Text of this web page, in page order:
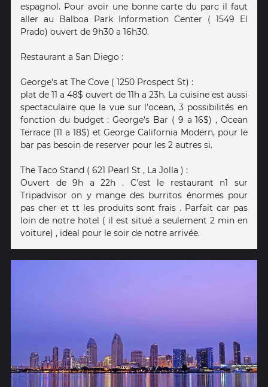
espagnol. Pour avoir une bonne carte du parc il faut
aller au Balboa Park Information Center ( 1549 El
Prado) ouvert de 9h30 a 16h30.
Restaurant a San Diego :
George's at The Cove ( 1250 Prospect St) :
plat de 11 a 48$ ouvert de 11h a 23h. La cuisine est aussi
spectaculaire que la vue sur l'ocean, 3 possibilités en
fonction du budget : George's Bar ( 9 a 16$) , Ocean
Terrace (11 a 18$) et George California Modern, pour le
bar pas besoin de reserver pour les 2 autres si.
The Taco Stand ( 621 Pearl St , La Jolla ) :
Ouvert de 9h a 22h . C'est le restaurant n1 sur
Tripadvisor on y mange des burritos énormes pour
pas cher et tt les produits sont frais . Parfait car pas
loin de notre hotel ( il est situé a seulement 2 min en
voiture) , ideal pour le soir de notre arrivée.